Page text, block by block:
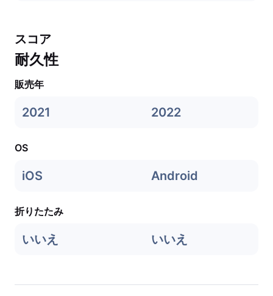
スコア
耐久性
販売年
2021 2022
OS
iOS Android
折りたたみ
いいえ いいえ